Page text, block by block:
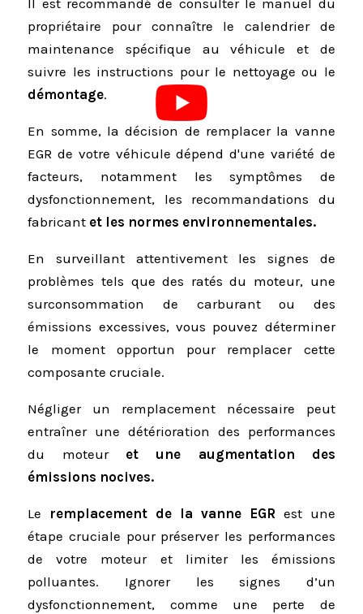
Il est recommandé de consulter le manuel du
propriétaire pour connaître le calendrier de
maintenance spécifique au véhicule et de
suivre les instructions pour le nettoyage ou le
démontage.
En somme, la décision de remplacer la vanne
EGR de votre véhicule dépend d'une variété de
facteurs, notamment les symptômes de
dysfonctionnement, les recommandations du
fabricant et les normes environnementales.
En surveillant attentivement les signes de
problèmes tels que des ratés du moteur, une
surconsommation de carburant ou des
émissions excessives, vous pouvez déterminer
le moment opportun pour remplacer cette
composante cruciale.
Négliger un remplacement nécessaire peut
entraîner une détérioration des performances
du moteuret une augmentation des
émissions nocives.
Le remplacement de la vanne EGRest une
étape cruciale pour préserver les performances
de votre moteur et limiter les émissions
polluantes. Ignorer les signes d’un
dysfonctionnement, comme une perte de